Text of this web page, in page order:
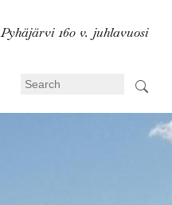
toPyhäjärvi 160 v. juhlavuosi
Search